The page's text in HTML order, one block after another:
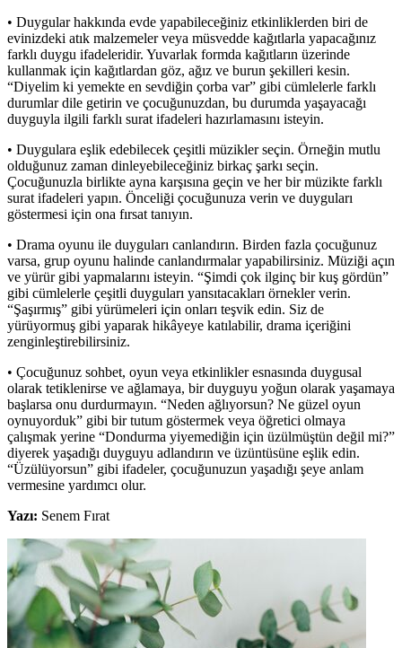
• Duygular hakkında evde yapabileceğiniz etkinliklerden biri de
evinizdeki atık malzemeler veya müsvedde kağıtlarla yapacağınız
farklı duygu ifadeleridir. Yuvarlak formda kağıtların üzerinde
kullanmak için kağıtlardan göz, ağız ve burun şekilleri kesin.
“Diyelim ki yemekte en sevdiğin çorba var” gibi cümlelerle farklı
durumlar dile getirin ve çocuğunuzdan, bu durumda yaşayacağı
duyguyla ilgili farklı surat ifadeleri hazırlamasını isteyin.
• Duygulara eşlik edebilecek çeşitli müzikler seçin. Örneğin mutlu
olduğunuz zaman dinleyebileceğiniz birkaç şarkı seçin.
Çocuğunuzla birlikte ayna karşısına geçin ve her bir müzikte farklı
surat ifadeleri yapın. Önceliği çocuğunuza verin ve duyguları
göstermesi için ona fırsat tanıyın.
• Drama oyunu ile duyguları canlandırın. Birden fazla çocuğunuz
varsa, grup oyunu halinde canlandırmalar yapabilirsiniz. Müziği açın
ve yürür gibi yapmalarını isteyin. “Şimdi çok ilginç bir kuş gördün”
gibi cümlelerle çeşitli duyguları yansıtacakları örnekler verin.
“Şaşırmış” gibi yürümeleri için onları teşvik edin. Siz de
yürüyormuş gibi yaparak hikâyeye katılabilir, drama içeriğini
zenginleştirebilirsiniz.
• Çocuğunuz sohbet, oyun veya etkinlikler esnasında duygusal
olarak tetiklenirse ve ağlamaya, bir duyguyu yoğun olarak yaşamaya
başlarsa onu durdurmayın. “Neden ağlıyorsun? Ne güzel oyun
oynuyorduk” gibi bir tutum göstermek veya öğretici olmaya
çalışmak yerine “Dondurma yiyemediğin için üzülmüştün değil mi?”
diyerek yaşadığı duyguyu adlandırın ve üzüntüsüne eşlik edin.
“Üzülüyorsun” gibi ifadeler, çocuğunuzun yaşadığı şeye anlam
vermesine yardımcı olur.
Yazı: Senem Fırat